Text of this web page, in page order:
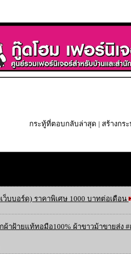
กระทู้ที่ตอบกลับล่าสุด | สร้างกร
บบอร์ด) ราคาพิเศษ 1000 บาทต่อเดือน
าฝ้ายแท้ทอมือ100% ผ้าขาวม้าขายส่ง #